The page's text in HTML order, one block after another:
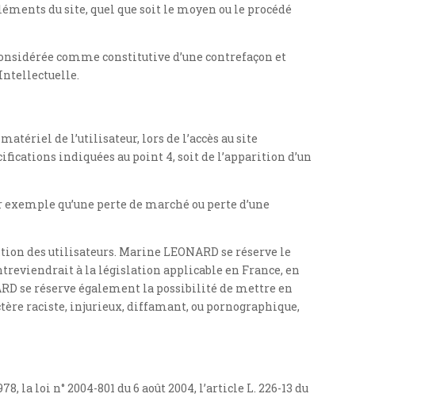
du site, quel que soit le moyen ou le procédé
comme constitutive d’une contrefaçon et
de l’utilisateur, lors de l’accès au site
indiquées au point 4, soit de l’apparition d’un
qu’une perte de marché ou perte d’une
des utilisateurs. Marine LEONARD se réserve le
à la législation applicable en France, en
se réserve également la possibilité de mettre en
raciste, injurieux, diffamant, ou pornographique,
la loi n° 2004-801 du 6 août 2004, l’article L. 226-13 du